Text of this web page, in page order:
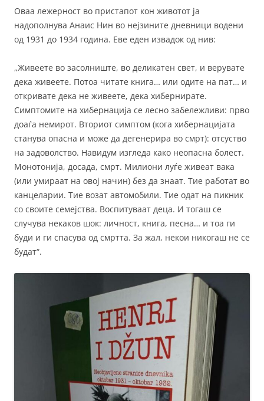
Оваа лежерност во пристапот кон животот ја
надополнува Анаис Нин во нејзините дневници водени
од 1931 до 1934 годинa. Еве еден извадок од нив:
„Живеете во засолниште, во деликатен свет, и верувате
дека живеете. Потоа читате книга… или одите на пат… и
откривате дека не живеете, дека хибернирате.
Симптомите на хибернација се лесно забележливи: прво
доаѓа немирот. Вториот симптом (кога хибернацијата
станува опасна и може да дегенерира во смрт): отсуство
на задоволство. Навидум изгледа како неопасна болест.
Монотонија, досада, смрт. Милиони луѓе живеат вака
(или умираат на овој начин) без да знаат. Тие работат во
канцеларии. Тие возат автомобили. Тие одат на пикник
со своите семејства. Воспитуваат деца. И тогаш се
случува некаков шок: личност, книга, песна… и тоа ги
буди и ги спасува од смртта. За жал, некои никогаш не се
будат“.